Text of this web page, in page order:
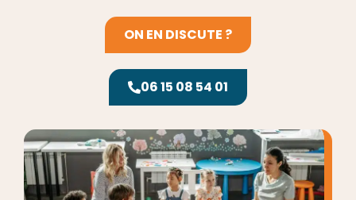
ON EN DISCUTE ?
06 15 08 54 01